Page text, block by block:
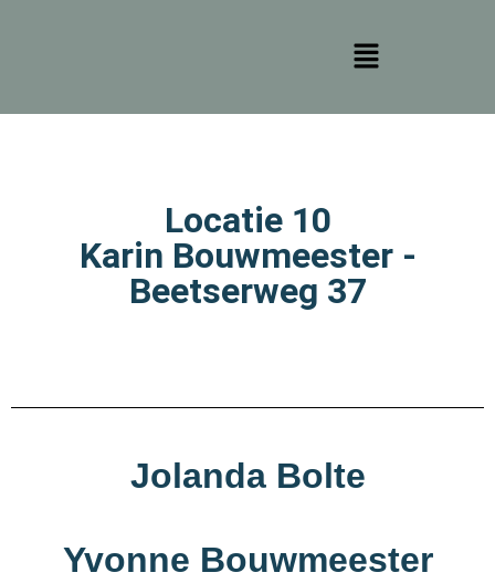
Locatie 10
Karin Bouwmeester -
Beetserweg 37
Jolanda Bolte
Yvonne Bouwmeester